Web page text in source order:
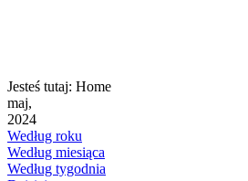
Jesteś tutaj: Home
maj,
2024
Według roku
Według miesiąca
Według tygodnia